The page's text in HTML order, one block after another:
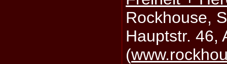
Rockhouse,
Hauptstr. 46,
(